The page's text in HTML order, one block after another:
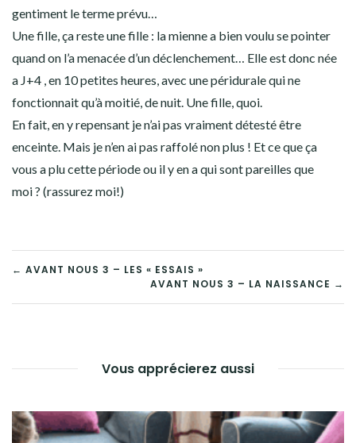
gentiment le terme prévu…
Une fille, ça reste une fille : la mienne a bien voulu se pointer
quand on l’a menacée d’un déclenchement… Elle est donc née
a J+4 , en 10 petites heures, avec une péridurale qui ne
fonctionnait qu’à moitié, de nuit. Une fille, quoi.
En fait, en y repensant je n’ai pas vraiment détesté être
enceinte. Mais je n’en ai pas raffolé non plus ! Et ce que ça
vous a plu cette période ou il y en a qui sont pareilles que
moi ? (rassurez moi!)
← AVANT NOUS 3 – LES « ESSAIS »
AVANT NOUS 3 – LA NAISSANCE →
Vous apprécierez aussi